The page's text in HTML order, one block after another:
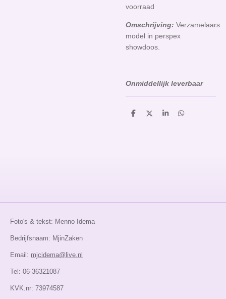
voorraad
Omschrijving: Verzamelaars
model in perspex
showdoos.
Onmiddellijk leverbaar
D
D
S
D
Foto's & tekst: Menno Idema
Bedrijfsnaam: MjinZaken
Email: mjcidema@live.nl
Tel: 06-36321087
KVK.nr: 73974587